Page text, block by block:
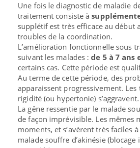
Une fois le diagnostic de maladie
traitement consiste à
supplétif est très efficace au début
troubles de la coordination.
L’amélioration fonctionnelle sous
suivant les malades :de 5 à 7 ans
certains cas. Cette période est
Au terme de cette période, des
apparaissent progressivement.
rigidité (ou hypertonie) s’aggravent.
La gêne ressentie par le malade
de façon imprévisible. Les mêmes
moments, et s’avèrent très faciles à
malade souffre d’akinésie